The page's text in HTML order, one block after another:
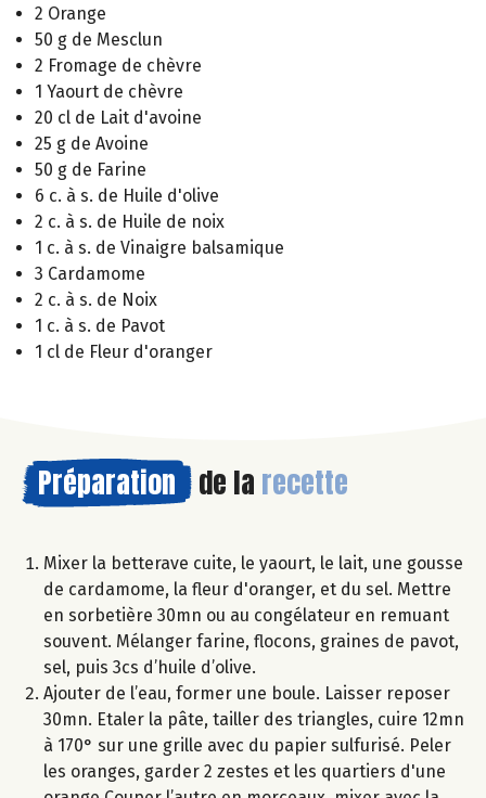
2 Orange
50 g de Mesclun
2 Fromage de chèvre
1 Yaourt de chèvre
20 cl de Lait d'avoine
25 g de Avoine
50 g de Farine
6 c. à s. de Huile d'olive
2 c. à s. de Huile de noix
1 c. à s. de Vinaigre balsamique
3 Cardamome
2 c. à s. de Noix
1 c. à s. de Pavot
1 cl de Fleur d'oranger
Préparation de la recette
Mixer la betterave cuite, le yaourt, le lait, une gousse
de cardamome, la fleur d'oranger, et du sel. Mettre
en sorbetière 30mn ou au congélateur en remuant
souvent. Mélanger farine, flocons, graines de pavot,
sel, puis 3cs d’huile d’olive.
Ajouter de l’eau, former une boule. Laisser reposer
30mn. Etaler la pâte, tailler des triangles, cuire 12mn
à 170° sur une grille avec du papier sulfurisé. Peler
les oranges, garder 2 zestes et les quartiers d'une